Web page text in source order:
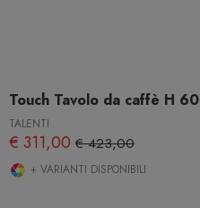
Touch Tavolo da caffè H 60
TALENTI
€ 311,00 € 423,00
+ VARIANTI DISPONIBILI